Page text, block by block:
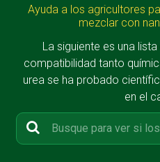
Ayuda a los agricultores
mezclar con
La siguiente es una
compatibilidad tanto
urea se ha probado
en el